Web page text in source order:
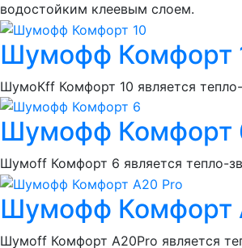
водостойким клеевым слоем.
Шумофф Комфорт
ШумоКff Комфорт 10 является
Шумофф Комфорт
Шумоff Комфорт 6 является тепло-
Шумофф Комфорт
Шумоff Комфорт А20Pro является